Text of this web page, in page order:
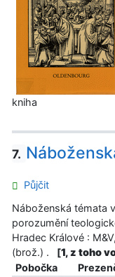
kniha
7.
Půjčit
Náboženská témata
porozumění
Hradec Králové :
(brož.) .
[1, z toho
Pobočka